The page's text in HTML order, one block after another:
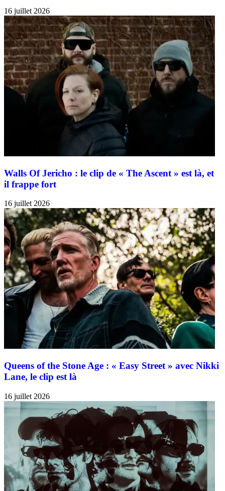
16 juillet 2026
Walls Of Jericho : le clip de « The Ascent » est là, et
il frappe fort
16 juillet 2026
Queens of the Stone Age : « Easy Street » avec Nikki
Lane, le clip est là
16 juillet 2026